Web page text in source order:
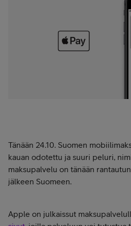
Tänään 24.10. Suomen
kauan odotettu ja suuri peluri,
maksupalvelu on tänään
jälkeen Suomeen.
Apple on julkaissut